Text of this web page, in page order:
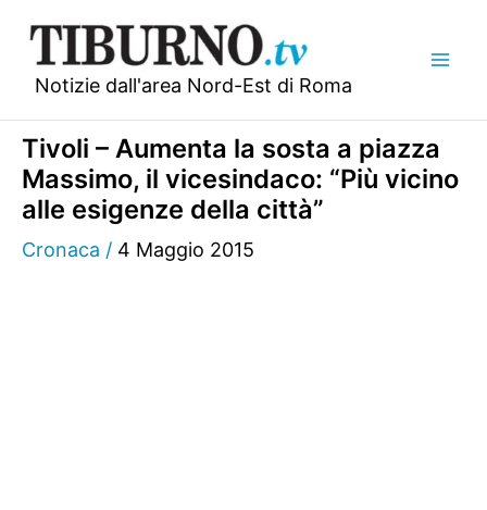
contenuto
Notizie dall'area Nord-Est di Roma
Tivoli – Aumenta la sosta a piazza
Massimo, il vicesindaco: “Più vicino
alle esigenze della città”
Cronaca / 4 Maggio 2015